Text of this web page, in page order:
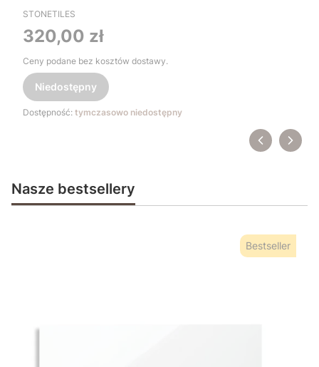
STONETILES
Cena
320,00 zł
Ceny podane bez kosztów dostawy.
Niedostępny
Dostępność: tymczasowo niedostępny
Nasze bestsellery
Bestseller